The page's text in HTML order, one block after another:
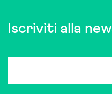
Iscriviti alla